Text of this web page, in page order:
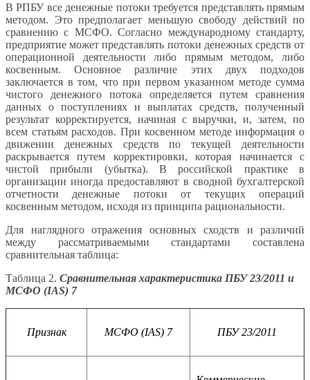
В РПБУ все денежные потоки требуется представлять прямым
методом. Это предполагает меньшую свободу действий по
сравнению с МСФО. Согласно международному стандарту,
предприятие может представлять потоки денежных средств от
операционной деятельности либо прямым методом, либо
косвенным. Основное различие этих двух подходов
заключается в том, что при первом указанном методе сумма
чистого денежного потока определяется путем сравнения
данных о поступлениях и выплатах средств, полученный
результат корректируется, начиная с выручки, и, затем, по
всем статьям расходов. При косвенном методе информация о
движении денежных средств по текущей деятельности
раскрывается путем корректировки, которая начинается с
чистой прибыли (убытка). В российской практике в
организации иногда предоставляют в сводной бухгалтерской
отчетности денежные потоки от текущих операций
косвенным методом, исходя из принципа рациональности.
Для наглядного отражения основных сходств и различий
между рассматриваемыми стандартами составлена
сравнительная таблица:
Таблица 2. Сравнительная характеристика ПБУ 23/2011 и
МСФО (IAS) 7
Признак МСФО (IAS) 7 ПБУ 23/2011